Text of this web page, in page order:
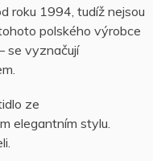
roku 1994, tudíž nejsou
polského výrobce
se vyznačují
ze
elegantním stylu.